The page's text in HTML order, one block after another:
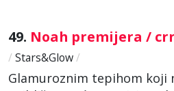
49. Noah premijera /
/ Stars&Glow/
Glamuroznim tepihom koji